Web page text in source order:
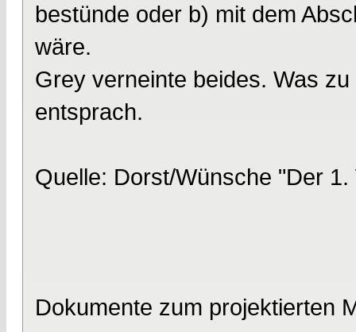
bestünde oder b) mit dem
wäre.
Grey verneinte beides. Was
entsprach.
Quelle: Dorst/Wünsche "Der
Dokumente zum projektierten